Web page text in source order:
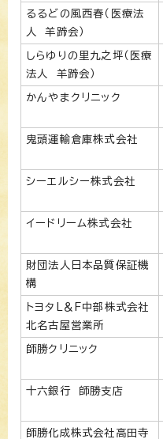
るるどの風西春（医療法
人 羊蹄会）
しらゆりの里九之坪（医療
法人 羊蹄会）
かんやまクリニック
鬼頭運輸倉庫株式会社
シーエルシー株式会社
イードリーム株式会社
財団法人日本品質保証機
構
トヨタL＆F中部株式会社
北名古屋営業所
師勝クリニック
十六銀行 師勝支店
師勝化成株式会社高田寺